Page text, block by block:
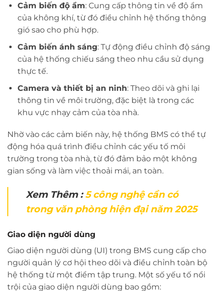
Cảm biến độ ẩm: Cung cấp thông tin về độ ẩm
của không khí, từ đó điều chỉnh hệ thống thông
gió sao cho phù hợp.
Cảm biến ánh sáng: Tự động điều chỉnh độ sáng
của hệ thống chiếu sáng theo nhu cầu sử dụng
thực tế.
Camera và thiết bị an ninh: Theo dõi và ghi lại
thông tin về môi trường, đặc biệt là trong các
khu vực nhạy cảm của tòa nhà.
Nhờ vào các cảm biến này, hệ thống BMS có thể tự
động hóa quá trình điều chỉnh các yếu tố môi
trường trong tòa nhà, từ đó đảm bảo một không
gian sống và làm việc thoải mái, an toàn.
Xem Thêm :5 công nghệ cần có
trong văn phòng hiện đại năm 2025
Giao diện người dùng
Giao diện người dùng (UI) trong BMS cung cấp cho
người quản lý cơ hội theo dõi và điều chỉnh toàn bộ
hệ thống từ một điểm tập trung. Một số yếu tố nổi
trội của giao diện người dùng bao gồm: